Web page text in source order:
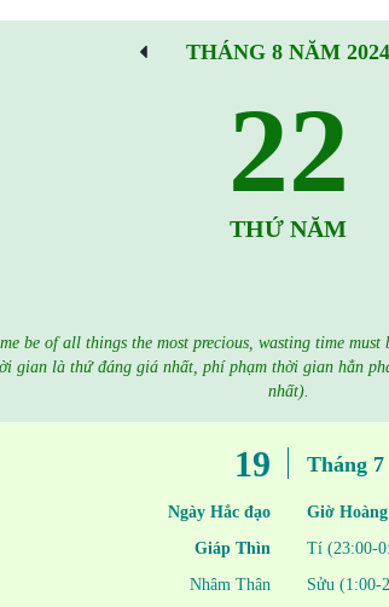
THÁNG 8 NĂM 2024
22
THỨ NĂM
be of all things the most precious, wasting time must
gian là thứ đáng giá nhất, phí phạm thời gian hẳn
nhất).
19
Ngày Hắc đạo
Giáp Thìn
Nhâm Thân
Tháng 7
Giờ
Tí (23:00-
Sửu (1:00-